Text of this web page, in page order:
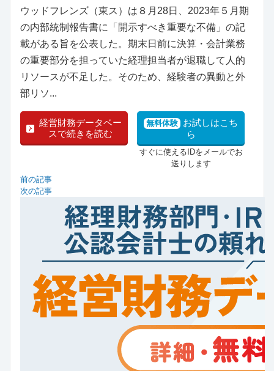
ウッドフレンズ（東ス）は８月28日、2023年５月期
の内部統制報告書に「開示すべき重要な不備」の記
載がある旨を公表した。期末日前に決算・会計業務
の重要部分を担っていた経理担当者が退職して人的
リソースが不足した。そのため、経験者の異動と外
部リソ...
経営財務データベー
スで続きを読む
無料体験 お試しはこち
ら
すぐに使えるIDをメールでお
送りします
前の記事
次の記事